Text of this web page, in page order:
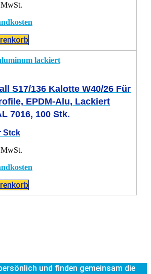
S17/136 Kalotte W40/26 Für
EPDM-Alu, Lackiert
7016, 100 Stk.
Stck
und finden gemeinsam die